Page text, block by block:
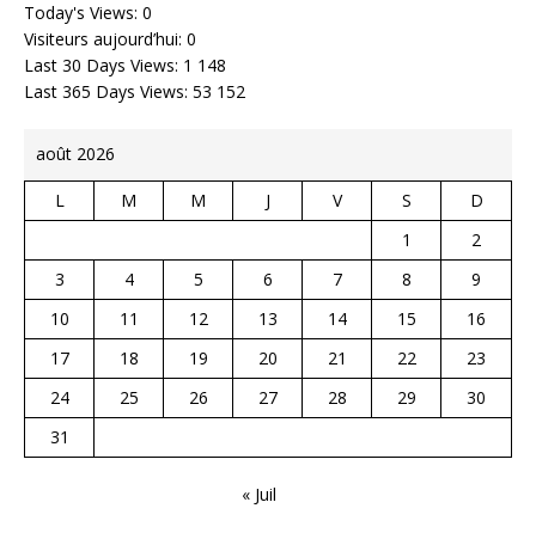
Today's Views: 0
Visiteurs aujourd’hui: 0
Last 30 Days Views: 1 148
Last 365 Days Views: 53 152
août 2026
L M M J V S
D
1
2
3
4 5 6 7 8
9
10
11 12 13 14 15
16
17
18 19 20 21 22
23
24
25 26 27 28 29
30
31
« Juil